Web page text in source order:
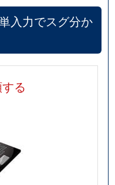
入力でスグ分か
る